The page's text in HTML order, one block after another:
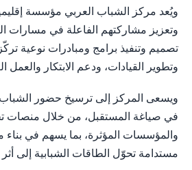
ويُعد مركز الشباب العربي مؤسسة
وتعزيز مشاركتهم الفاعلة في مسارات
تصميم وتنفيذ برامج ومبادرات نوعية
وتطوير القيادات، ودعم الابتكار والعمل
ويسعى المركز إلى ترسيخ حضور الشباب
في صياغة المستقبل، من خلال منصات
والمؤسسات المؤثرة، بما يسهم في بناء
مستدامة تحوّل الطاقات الشبابية إلى